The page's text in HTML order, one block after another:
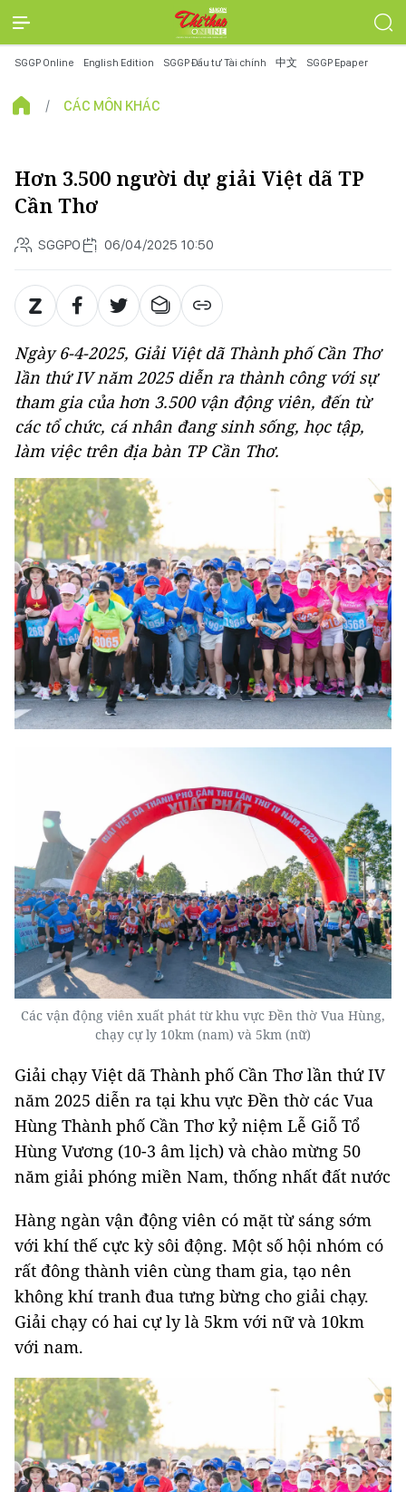
SGGP Online English Edition SGGP Đầu tư Tài chính 中文 SGGP Epaper
CÁC MÔN KHÁC
Hơn 3.500 người dự giải Việt dã TP
Cần Thơ
SGGPO 06/04/2025 10:50
Ngày 6-4-2025, Giải Việt dã Thành phố Cần Thơ
lần thứ IV năm 2025 diễn ra thành công với sự
tham gia của hơn 3.500 vận động viên, đến từ
các tổ chức, cá nhân đang sinh sống, học tập,
làm việc trên địa bàn TP Cần Thơ.
Các vận động viên xuất phát từ khu vực Đền thờ Vua Hùng,
chạy cự ly 10km (nam) và 5km (nữ)
Giải chạy Việt dã Thành phố Cần Thơ lần thứ IV
năm 2025 diễn ra tại khu vực Đền thờ các Vua
Hùng Thành phố Cần Thơ kỷ niệm Lễ Giỗ Tổ
Hùng Vương (10-3 âm lịch) và chào mừng 50
năm giải phóng miền Nam, thống nhất đất nước
Hàng ngàn vận động viên có mặt từ sáng sớm
với khí thế cực kỳ sôi động. Một số hội nhóm có
rất đông thành viên cùng tham gia, tạo nên
không khí tranh đua tưng bừng cho giải chạy.
Giải chạy có hai cự ly là 5km với nữ và 10km
với nam.